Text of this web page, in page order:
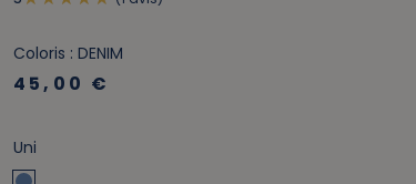
Coloris : DENIM
45,00 €
Uni